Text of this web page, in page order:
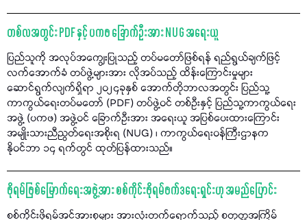
တစ်လအတွင်း PDF နှင့် ပကဖ ခြောက်ဦးအား NUG အရေးယူ
ပြည်သူကို အလုပ်အကျွေးပြုသည့် တပ်မတော်ဖြစ်ရန် ရည်ရွယ်ချက်ဖြင့်
လက်အောက်ခံ တပ်ဖွဲ့များအား လိုအပ်သည့် ထိန်းကြောင်းမှုများ
ဆောင်ရွက်လျက်ရှိရာ ၂၀၂၄ခုနှစ် အောက်တိုဘာလအတွင်း ပြည်သူ့
ကာကွယ်ရေးတပ်မတော် (PDF) တပ်ဖွဲ့ဝင် တစ်ဦးနှင့် ပြည်သူ့ကာကွယ်ရေး
အဖွဲ့ (ပကဖ) အဖွဲ့ဝင် ခြောက်ဦးအား အရေးယူ အပြစ်ပေးထားကြောင်း
အမျိုးသားညီညွတ်ရေးအစိုးရ (NUG) ၊ ကာကွယ်ရေးဝန်ကြီးဌာနက
နိုဝင်ဘာ ၁၄ ရက်တွင် ထုတ်ပြန်ထားသည်။
ဖိုရမ်ဖြစ်မြောက်ရေးအဖွဲ့အား စစ်ကိုင်းဖိုရမ်ဖက်ဒရေးရှင်းဟု အမည်ပြောင်း
စစ်ကိုင်းဖိုရမ်အင်အားစုများ အားလုံးတက်ရောက်သည့် စတုတ္ထအကြိမ်